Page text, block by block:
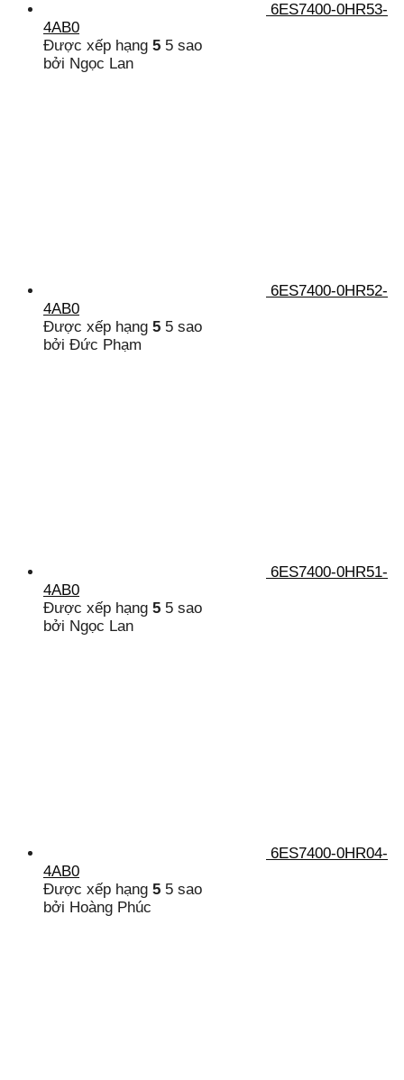
6ES7400-0HR53-
4AB0
Được xếp hạng 5 5 sao
bởi Ngọc Lan
6ES7400-0HR52-
4AB0
Được xếp hạng 5 5 sao
bởi Đức Phạm
6ES7400-0HR51-
4AB0
Được xếp hạng 5 5 sao
bởi Ngọc Lan
6ES7400-0HR04-
4AB0
Được xếp hạng 5 5 sao
bởi Hoàng Phúc